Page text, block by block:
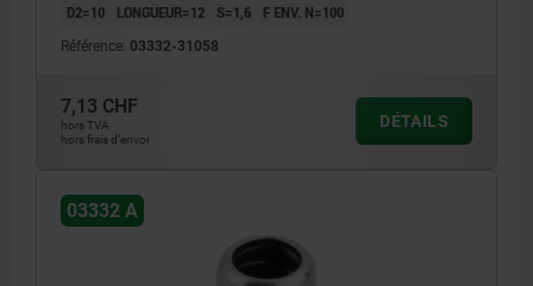
D2=10
LONGUEUR=12 S=1,6 F ENV. N=100
Référence: 03332-31058
7,13 CHF
hors TVA
hors frais d’envoi
DÉTAILS
03332 A